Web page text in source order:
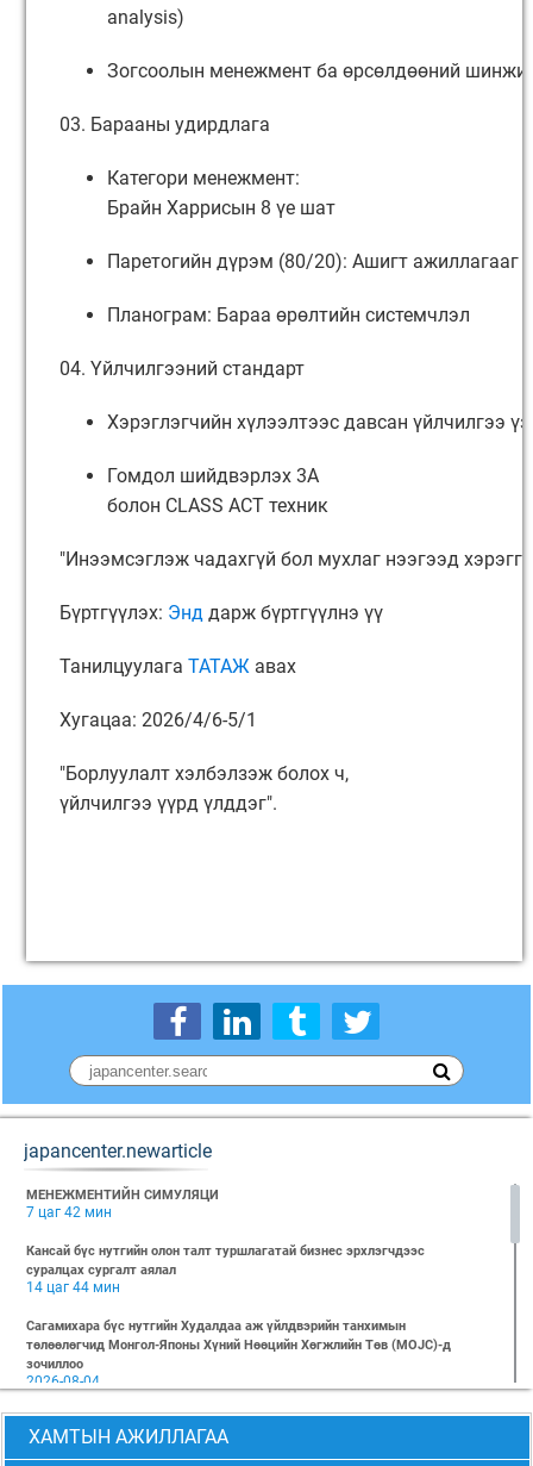
analysis)
Зогсоолын менежмент ба өрсөлдөөний
03. Барааны удирдлага
Категори менежмент:
Брайн Харрисын 8 үе шат
Паретогийн дүрэм (80/20): Ашигт ажиллагааг
Планограм: Бараа өрөлтийн системчлэл
04. Үйлчилгээний стандарт
Хэрэглэгчийн хүлээлтээс давсан үйлчилгээ
Гомдол шийдвэрлэх 3А
болон CLASS ACT техник
"Инээмсэглэж чадахгүй бол мухлаг нээгээд
Бүртгүүлэх: Энд дарж бүртгүүлнэ үү
Танилцуулага ТАТАЖ авах
Хугацаа: 2026/4/6-5/1
"Борлуулалт хэлбэлзэж болох ч,
үйлчилгээ үүрд үлддэг".
japancenter.newarticle
МЕНЕЖМЕНТИЙН СИМУЛЯЦИ
7 цаг 42 мин
Кансай бүс нутгийн олон талт туршлагатай бизнес эрхлэгчдээс
суралцах сургалт аялал
14 цаг 44 мин
Сагамихара бүс нутгийн Худалдаа аж үйлдвэрийн танхимын
төлөөлөгчид Монгол-Японы Хүний Нөөцийн Хөгжлийн Төв (MOJC)-д
зочиллоо
2026-08-04
"БИЗНЕС БА ХҮНИЙ ЭРХ" Нээлттэй семинарын бүртгэл эхэллээ
2026-07-28
ХАМТЫН АЖИЛЛАГАА